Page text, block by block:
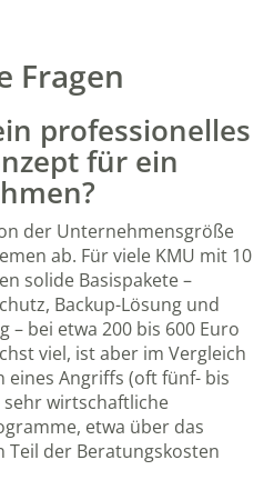
Fragen
professionelles
für ein
der Unternehmensgröße
ab. Für viele KMU mit 10
solide Basispakete –
Backup-Lösung und
bei etwa 200 bis 600 Euro
viel, ist aber im Vergleich
eines Angriffs (oft fünf- bis
sehr wirtschaftliche
etwa über das
Teil der Beratungskosten